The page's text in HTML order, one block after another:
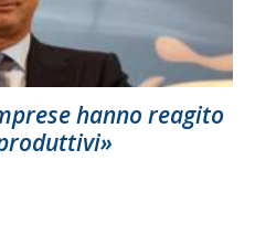
hanno reagito